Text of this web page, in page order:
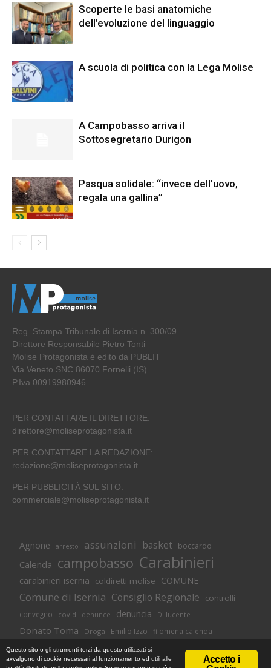
Scoperte le basi anatomiche
dell’evoluzione del linguaggio
A scuola di politica con la Lega Molise
A Campobasso arriva il
Sottosegretario Durigon
Pasqua solidale: “invece dell’uovo,
regala una gallina”
Reg. Stampa Tribunale di Isernia n. 300/09
Direttore Responsabile Pietro Tonti
Molise Protagonista è edito da PUBLIT
Via Veneto SNC 86070 Fornelli (IS)
P.Iva 00919980946
PER CONTATTARE IL DIRETTORE:
direttore@moliseprotagonista.it
PER CONTATTARE LA REDAZIONE:
redazione@moliseprotagonista.it
PER PUBBLICITÀ SUL SITO:
commerciale@moliseprotagonista.it
Agnone arresto assunzioni basket boccardo
Calenda campobasso Carabinieri
carabinieri isernia coldiretti molise COMUNE
Comune di Isernia Consiglio Regionale controlli
convegno covid denunce denuncia Di lucente
Donato Toma Droga Emilio Izzo filomena calenda
Isernia lavoro M5S magnolia molise
Accetto i
Questo sito o gli strumenti terzi da questo utilizzati si
avvalgono di cookie necessari al funzionamento ed utili alle